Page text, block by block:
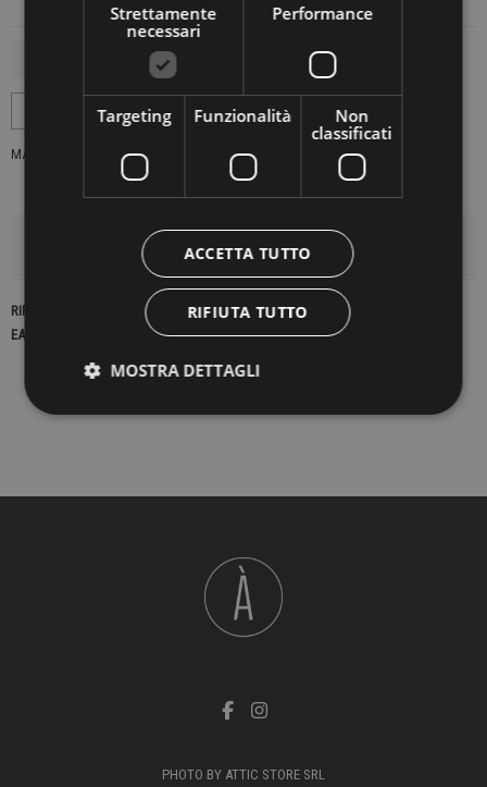
MARCA: LA VACA LOCA
DETTAGLI DEL PRODOTTO
RIFERIMENTO
EAN13
PHOTO BY ATTIC STORE SRL
Strettamente
necessari
Performance
Targeting Funzionalità
Non
classificati
ACCETTA TUTTO
RIFIUTA TUTTO
MOSTRA DETTAGLI